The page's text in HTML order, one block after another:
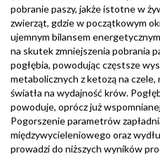
pobranie paszy, jakże istotne w
zwierząt, gdzie w początkowym
ujemnym bilansem
na skutek zmniejszenia pobrania
pogłębia, powodując częstsze
metabolicznych z ketozą na
światła na wydajność krów.
powoduje, oprócz już
Pogorszenie parametrów
międzywycieleniowego oraz
prowadzi do niższych wyników